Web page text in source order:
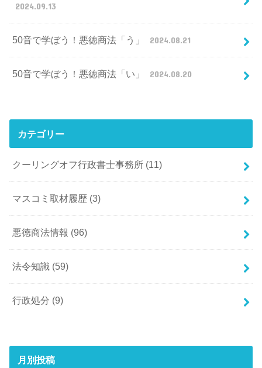
2024.09.13
50音で学ぼう！悪徳商法「う」 2024.08.21
50音で学ぼう！悪徳商法「い」 2024.08.20
カテゴリー
クーリングオフ行政書士事務所 (11)
マスコミ取材履歴 (3)
悪徳商法情報 (96)
法令知識 (59)
行政処分 (9)
月別投稿